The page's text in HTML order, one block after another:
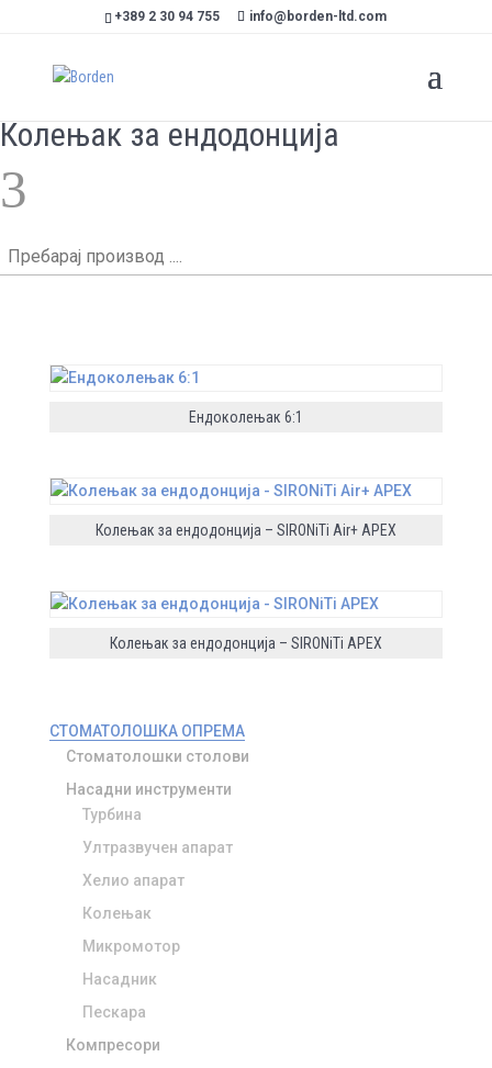
+389 2 30 94 755 info@borden-ltd.com
Колењак за ендодонција
3
Пребарај
производ
Ендоколењак 6:1
Колењак за ендодонција – SIRONiTi Air+ APEX
Колењак за ендодонција – SIRONiTi APEX
СТОМАТОЛОШКА ОПРЕМА
Стоматолошки столови
Насадни инструменти
Турбина
Ултразвучен апарат
Хелио апарат
Колењак
Микромотор
Насадник
Пескара
Компресори